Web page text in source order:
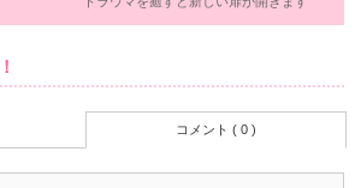
コメント ( 0 )